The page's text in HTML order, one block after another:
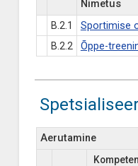
Nimetus
B.2.1
Sportimise
B.2.2
Õppe-
Aerutamine